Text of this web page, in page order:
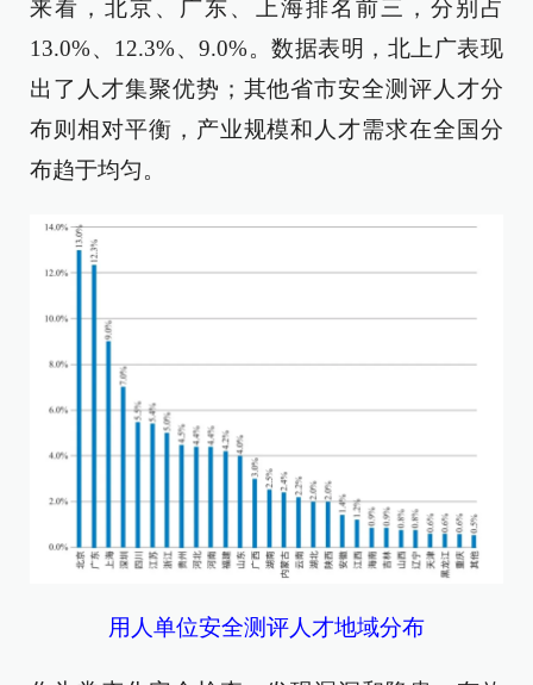
来看，北京、广东、上海排名前三，分别占
13.0%、12.3%、9.0%。数据表明，北上广表现
出了人才集聚优势；其他省市安全测评人才分
布则相对平衡，产业规模和人才需求在全国分
布趋于均匀。
用人单位安全测评人才地域分布